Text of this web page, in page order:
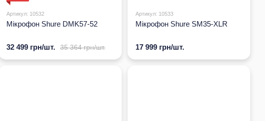
Артикул: 10532
Мікрофон Shure DMK57-52
35 364 грн/шт.
32 499 грн/шт.
Артикул: 10533
Мікрофон Shure SM35-XLR
17 999 грн/шт.